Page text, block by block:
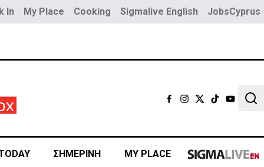
In My Place Cooking Sigmalive English JobsCyprus
ΣΗΜΕΡΙΝΗ MY PLACE